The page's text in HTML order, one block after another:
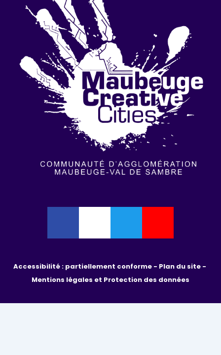
Accessibilité : partiellement conforme -
Mentions légales et Protection des données